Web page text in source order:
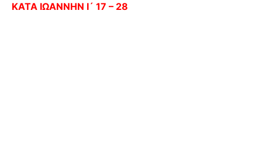
ΚΑΤΑ ΙΩΑΝΝΗΝ Ι´ 17 – 28